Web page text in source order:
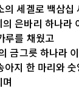
세겔로 백삼십
은바리 하나라
루를 채웠고
금그릇 하나라
지 한 마리와